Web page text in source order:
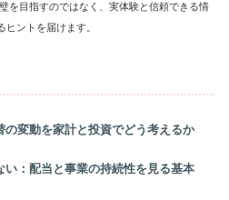
を目指すのではなく、実体験と信頼できる情
ントを届けます。
変動を家計と投資でどう考えるか
：配当と事業の持続性を見る基本